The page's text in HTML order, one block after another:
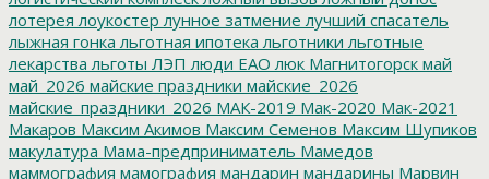
лотерея лоукостер лунное затмение лучший спасатель
лыжная гонка льготная ипотека льготники льготные
лекарства льготы ЛЭП люди ЕАО люк Магнитогорск май
май_2026 майские праздники майские_2026
майские_праздники_2026 МАК-2019 Мак-2020 Мак-2021
Макаров Максим Акимов Максим Семенов Максим Шупиков
макулатура Мама-предприниматель Мамедов
маммография мамография мандарин мандарины Марвин